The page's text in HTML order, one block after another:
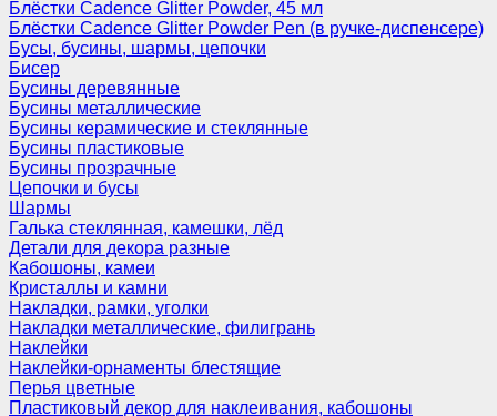
Блёстки Cadence Glitter Powder, 45 мл
Блёстки Cadence Glitter Powder Pen (в ручке-диспенсере)
Бусы, бусины, шармы, цепочки
Бисер
Бусины деревянные
Бусины металлические
Бусины керамические и стеклянные
Бусины пластиковые
Бусины прозрачные
Цепочки и бусы
Шармы
Галька стеклянная, камешки, лёд
Детали для декора разные
Кабошоны, камеи
Кристаллы и камни
Накладки, рамки, уголки
Накладки металлические, филигрань
Наклейки
Наклейки-орнаменты блестящие
Перья цветные
Пластиковый декор для наклеивания, кабошоны